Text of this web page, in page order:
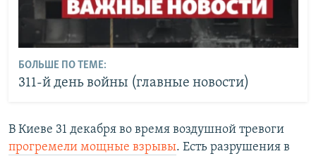
БОЛЬШЕ ПО ТЕМЕ:
311-й день войны (главные новости)
В Киеве 31 декабря во время воздушной тревоги
прогремели мощные взрывы. Есть разрушения в